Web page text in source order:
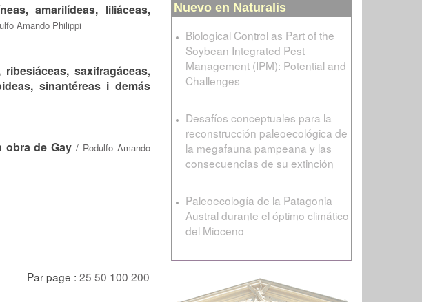
amarilídeas, liliáceas,
Amando Philippi
saxifragáceas,
sinantéreas i demás
obra de Gay / Rodulfo Amando
Par page : 25 50 100 200
Nuevo en Naturalis
Biological Control as Part of the
Soybean Integrated Pest
Management (IPM): Potential and
Challenges
Desafíos conceptuales para la
reconstrucción paleoecológica de
la megafauna pampeana y las
consecuencias de su extinción
Paleoecología de la Patagonia
Austral durante el óptimo climático
del Mioceno